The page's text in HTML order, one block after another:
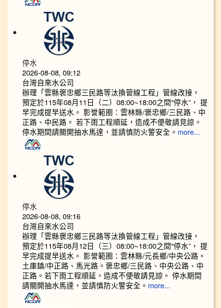
停水
2026-08-08, 09:12
台灣自來水公司
辦理「雲縣褒忠鄉三民路等汰換管線工程」管線改接，
預定於115年08月11日（二）08:00~18:00之間"停水”， 提
早完成提早送水。 影誉範圈：雲林縣/褒忠鄉/三民路、中
正路、中民路。 若下雨工程順延，造成不便敬請見諒。
停水期間請關開抽水馬達，並請慎防火警安全。 more...
停水
2026-08-08, 09:16
台灣自來水公司
辦理「雲縣褒忠鄉三民路等汰換管線工程」管線改接，
預定於115年08月12日（三）08:00~18:00之間"停水”， 提
早完成提早送水。 影誉範圈：雲林縣/元長鄉/中央公路。
土庫鎮/中正路、馬光路。褒忠鄉/三民路、中央公路、中
正路。若下雨工程順延，造成不便敬請見諒。 停水期間
請關開抽水馬達，並請慎防火警安全。 more...